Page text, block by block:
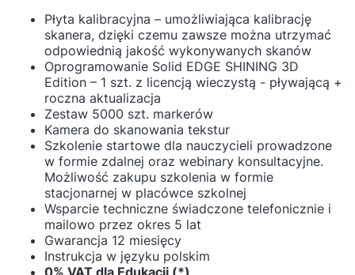
Płyta kalibracyjna – umożliwiająca kalibrację
skanera, dzięki czemu zawsze można utrzymać
odpowiednią jakość wykonywanych skanów
Oprogramowanie Solid EDGE SHINING 3D
Edition – 1 szt. z licencją wieczystą - pływającą +
roczna aktualizacja
Zestaw 5000 szt. markerów
Kamera do skanowania tekstur
Szkolenie startowe dla nauczycieli prowadzone
w formie zdalnej oraz webinary konsultacyjne.
Możliwość zakupu szkolenia w formie
stacjonarnej w placówce szkolnej
Wsparcie techniczne świadczone telefonicznie i
mailowo przez okres 5 lat
Gwarancja 12 miesięcy
Instrukcja w języku polskim